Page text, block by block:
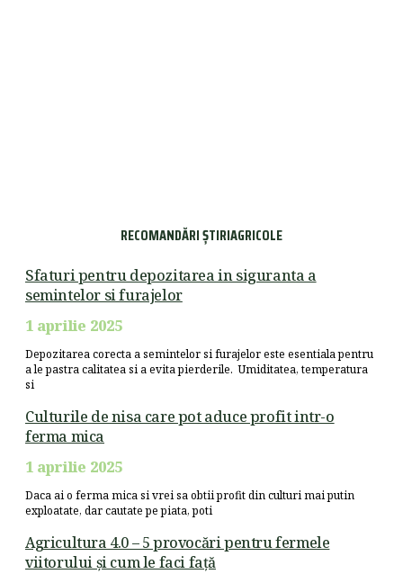
RECOMANDĂRI ȘTIRIAGRICOLE
Sfaturi pentru depozitarea in siguranta a
semintelor si furajelor
1 aprilie 2025
Depozitarea corecta a semintelor si furajelor este esentiala pentru
a le pastra calitatea si a evita pierderile. Umiditatea, temperatura
si
Culturile de nisa care pot aduce profit intr-o
ferma mica
1 aprilie 2025
Daca ai o ferma mica si vrei sa obtii profit din culturi mai putin
exploatate, dar cautate pe piata, poti
Agricultura 4.0 – 5 provocări pentru fermele
viitorului și cum le faci față